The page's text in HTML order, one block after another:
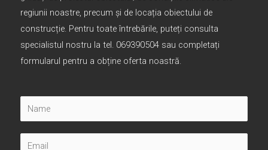
regiunii noastre, precum și de locația obiectului de
construcție. Pentru toate întrebările, puteți consulta
specialistul nostru la tel. 069390504 sau completați
formularul pentru a obține oferta noastră.